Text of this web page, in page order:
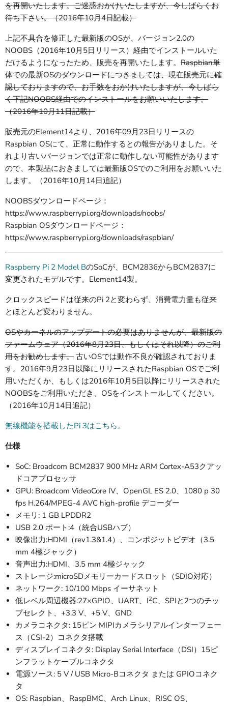
を再開いたします。ご迷惑おかけいたしますが、今しばらくお
待ち下さい。（2016年10月4日記載）
上記不具合を修正した最新版のOSが、バージョン2.0の
NOOBS（2016年10月5日リリース）経由でインストールいた
だけるようになったため、販売を再開いたします。 Raspbian単
体での最新OSのダウンロードにつきましては、現在販売元に確
認しておりますので、お手数をおかけいたしますが、今しばら
く下記NOOBS経由でのインストールをお願いいたします。
（2016年10月11日記載）
販売元のElement14より、2016年09月23日リリースの
Raspbian OSにて、正常に動作するとの報告がありました。そ
れより古いバージョンでは正常に動作しない可能性があります
ので、本製品におきましては最新版OSでのご利用をお願いいた
します。（2016年10月14日追記）
NOOBSダウンロードページ：
https://www.raspberrypi.org/downloads/noobs/
Raspbian OSダウンロードページ：
https://www.raspberrypi.org/downloads/raspbian/
Raspberry Pi 2 Model BのSoCが、BCM2836からBCM2837に
変更されたモデルです。Element14製。
クロックスピードは従来のPi 2と変わらず、消費電力量も従来
とほとんど変わりません。
OSやカーネルのアップデートの必要はありませんが、最新版の
ファームウェア（2016年8月23日、もしくはそれ以降）のご利
用をお勧めします。 古いOSでは動作不良が確認されておりま
す。2016年9月23日以降にリリースされたRaspbian OSでご利
用いただくか、もしくは2016年10月5日以降にリリースされた
NOOBSをご利用いただき、OSをインストールしてください。
（2016年10月14日追記）
無線機能を搭載したPi 3はこちら。
仕様
SoC: Broadcom BCM2837 900 MHz ARM Cortex-A53クアッ
ドコアプロセッサ
GPU: Broadcom VideoCore IV、OpenGL ES 2.0、1080 p 30
fps H.264/MPEG-4 AVC high-profile デコーダー
メモリ: 1 GB LPDDR2
USB 2.0 ポート:4（統合USBハブ）
映像出力:HDMI（rev1.3&1.4）、コンポジットビデオ（3.5
mm 4極ジャック）
音声出力:HDMI、3.5 mm 4極ジャック
ストレージ:microSDメモリーカードスロット（SDIO対応）
ネットワーク: 10/100 Mbps イーサネット
低レベル周辺機器:27×GPIO、UART、I2C、SPIと2つのチッ
プセレクト、+3.3 V、+5 V、GND
カメラコネクタ: 15ピン MIPIカメラシリアルインターフェー
ス（CSI-2）コネクタ搭載
ディスプレイコネクタ: Display Serial Interface（DSI）15ピ
ンフラットケーブルコネクタ
電源ソース: 5 V / USB Micro-Bコネクタ または GPIOコネク
タ
OS: Raspbian、RaspBMC、Arch Linux、RISC OS、